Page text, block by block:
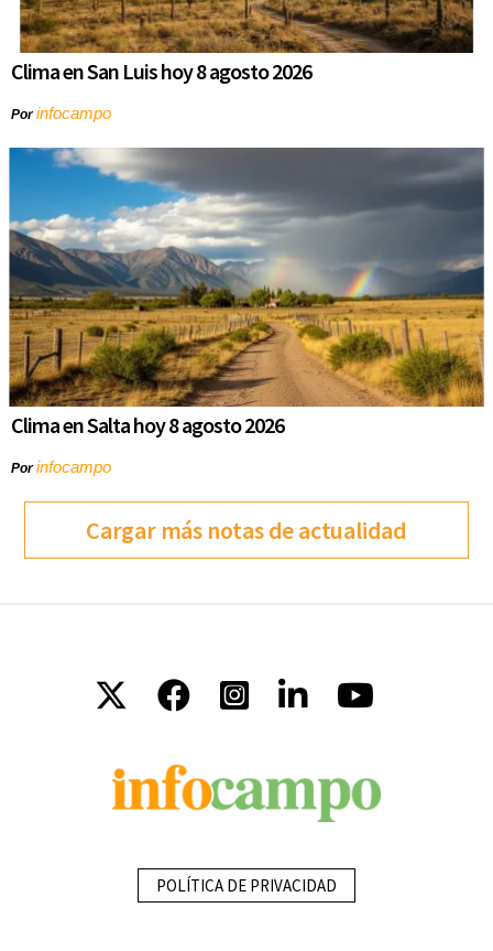
Clima en San Luis hoy 8 agosto 2026
Porinfocampo
Clima en Salta hoy 8 agosto 2026
Porinfocampo
Cargar más notas de actualidad
POLÍTICA DE PRIVACIDAD